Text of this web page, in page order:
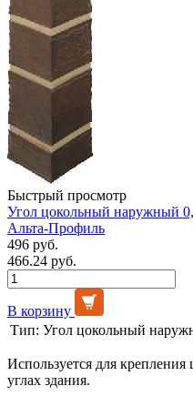
Быстрый просмотр
Угол цокольный наружный
Альта-Профиль
496 руб.
466.24 руб.
В корзину
Тип: Угол цокольный
Используется для
углах здания.